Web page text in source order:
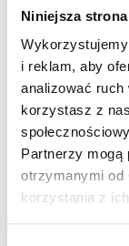
Niniejsza
i reklam, aby
analizować
korzystasz z
Partnerzy mogą
otrzymanymi od
korzystania z ich
mieście i
Jarmarku
one tworzą
mieszkańcy
wśród
– od Leśnej